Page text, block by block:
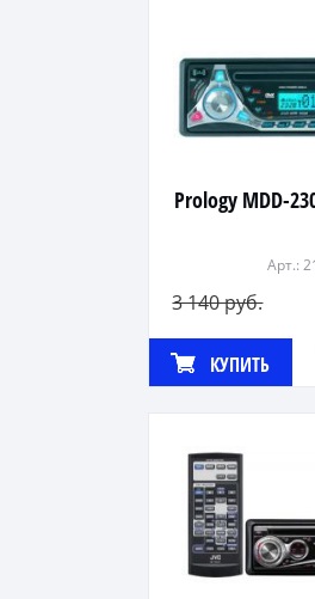
Prology MDD-
Арт.:
3 140 руб.
КУПИТЬ